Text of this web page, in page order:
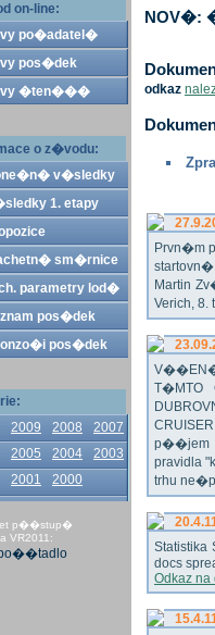
on-line:
po�adatel�
pos�dek
�ten���
o z�vodu:
v�sledky
1. etapy
sm�rnice
parametry lod�
pos�dek
pos�dek
2009 2008
2007
2005 2004
2003
2001 2000
p��stup�
VR2011:
NOV�:
odkaz
Prvn�m
Martin
Verich,
T�MTO
p��jem
pravidla
trhu
Statistika
docs
Odkaz na